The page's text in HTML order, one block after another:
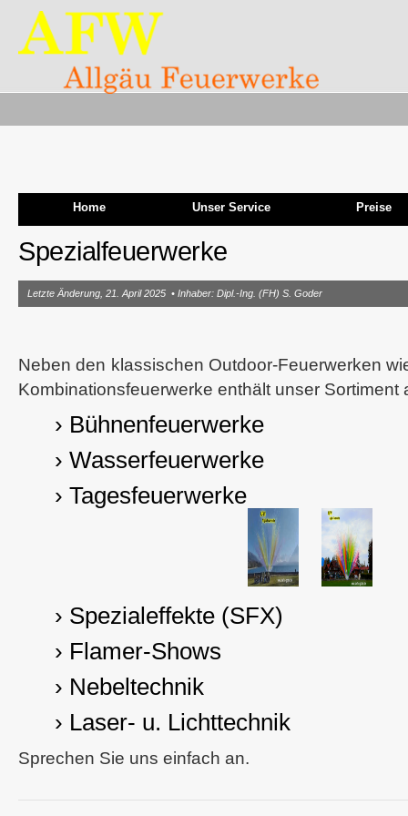
Home Unser Service Preise
Spezialfeuerwerke
Letzte Änderung, 21. April 2025 • Inhaber: Dipl.-Ing. (FH) S. Goder
Neben den klassischen Outdoor-Feuerwerken
Kombinationsfeuerwerke enthält unser Sortiment
› Bühnenfeuerwerke
› Wasserfeuerwerke
› Tagesfeuerwerke
› Spezialeffekte (SFX)
› Flamer-Shows
› Nebeltechnik
› Laser- u. Lichttechnik
Sprechen Sie uns einfach an.